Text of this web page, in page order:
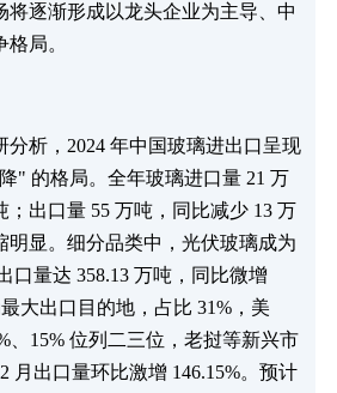
将逐渐形成以龙头企业为主导、中
局。
分析，2024 年中国玻璃进出口呈现
" 的格局。全年玻璃进口量 21 万
；出口量 55 万吨，同比减少 13 万
明显。细分品类中，光伏玻璃成为
口量达 358.13 万吨，同比微增
大出口目的地，占比 31%，美
、15% 位列二三位，老挝等新兴市
月出口量环比激增 146.15%。预计